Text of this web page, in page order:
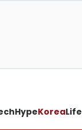
HypeKoreaLife